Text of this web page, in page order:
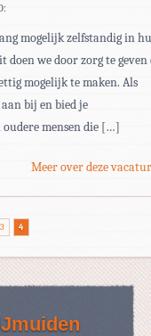
mogelijk zelfstandig in
we door zorg te geven
mogelijk te maken. Als
bij en bied je
mensen die […]
Meer over deze
3 4